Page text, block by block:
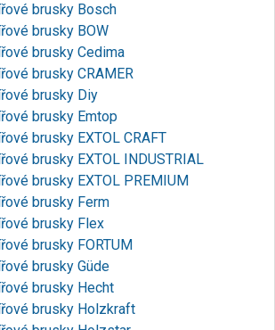
brusky Bosch
brusky BOW
brusky Cedima
brusky CRAMER
brusky Diy
brusky Emtop
brusky EXTOL CRAFT
brusky EXTOL INDUSTRIAL
brusky EXTOL PREMIUM
brusky Ferm
brusky Flex
brusky FORTUM
brusky Güde
brusky Hecht
brusky Holzkraft